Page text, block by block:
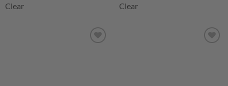
Clear Clear